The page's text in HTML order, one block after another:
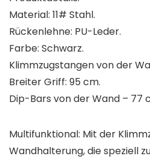
Material: 11# Stahl.
Rückenlehne: PU-Leder.
Farbe: Schwarz.
Klimmzugstangen von der
Breiter Griff: 95 cm.
Dip-Bars von der Wand – 77
Multifunktional: Mit der
Wandhalterung, die speziell